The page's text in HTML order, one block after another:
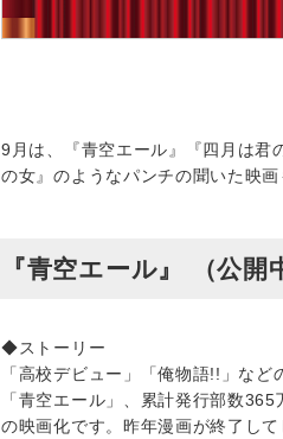
9月は、『青空エール』『四月は君
の女』のようなパンチの聞いた映画
『青空エール』 （公開
◆ストーリー
「高校デビュー」「俺物語!!」な
「青空エール」、累計発行部数
の映画化です。昨年漫画が終了し